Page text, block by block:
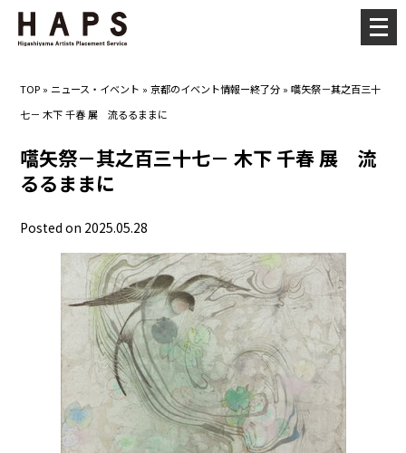
TOP » ニュース・イベント »京都のイベント情報ー終了分 »嚆矢祭－其之百三十
七－ 木下 千春 展 流るるままに
嚆矢祭－其之百三十七－ 木下 千春 展 流
るるままに
Posted on 2025.05.28
メ
ニ
ー
開